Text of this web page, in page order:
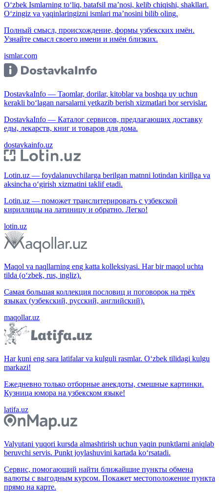
O‘zbek Ismlarning to‘liq, batafsil ma’nosi, kelib chiqishi, shakllari.
O‘zingiz va yaqinlaringizni ismlari ma’nosini bilib oling.
Полный смысл, происхождение, формы узбекских имён.
Узнайте смысл своего имени и имён близких.
ismlar.com
DostavkaInfo — Taomlar, dorilar, kitoblar va boshqa uy uchun
kerakli bo‘lagan narsalarni yetkazib berish xizmatlari bor servislar.
DostavkaInfo — Каталог сервисов, предлагающих доставку
еды, лекарств, книг и товаров для дома.
dostavkainfo.uz
Lotin.uz — foydalanuvchilarga berilgan matnni lotindan kirillga va
aksincha o‘girish xizmatini taklif etadi.
Lotin.uz — поможет транслитерировать с узбекской
кириллицы на латиницу и обратно. Легко!
lotin.uz
Maqol va naqllarning eng katta kolleksiyasi. Har bir maqol uchta
tilda (o‘zbek, rus, ingliz).
Самая большая коллекция пословиц и поговорок на трёх
языках (узбекский, русский, английский).
maqollar.uz
Har kuni eng sara latifalar va kulguli rasmlar. O‘zbek tilidagi kulgu
markazi!
Ежедневно только отборные анекдоты, смешные картинки.
Кузница юмора на узбекском языке!
latifa.uz
Valyutani yuqori kursda almashtirish uchun yaqin punktlarni aniqlab
beruvchi servis. Punkt joylashuvini kartada ko‘rsatadi.
Сервис, помогающий найти ближайшие пункты обмена
валюты с выгодным курсом. Покажет местоположение пункта
прямо на карте.